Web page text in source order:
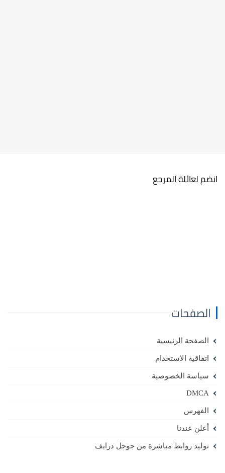
انضم لعائلة المرجع
الصفحات
الصفحة الرئيسية
اتفاقية الاستخدام
سياسة الخصوصية
DMCA
الفهرس
أعلن عندنا
توليد روابط مباشرة من جوجل درايف